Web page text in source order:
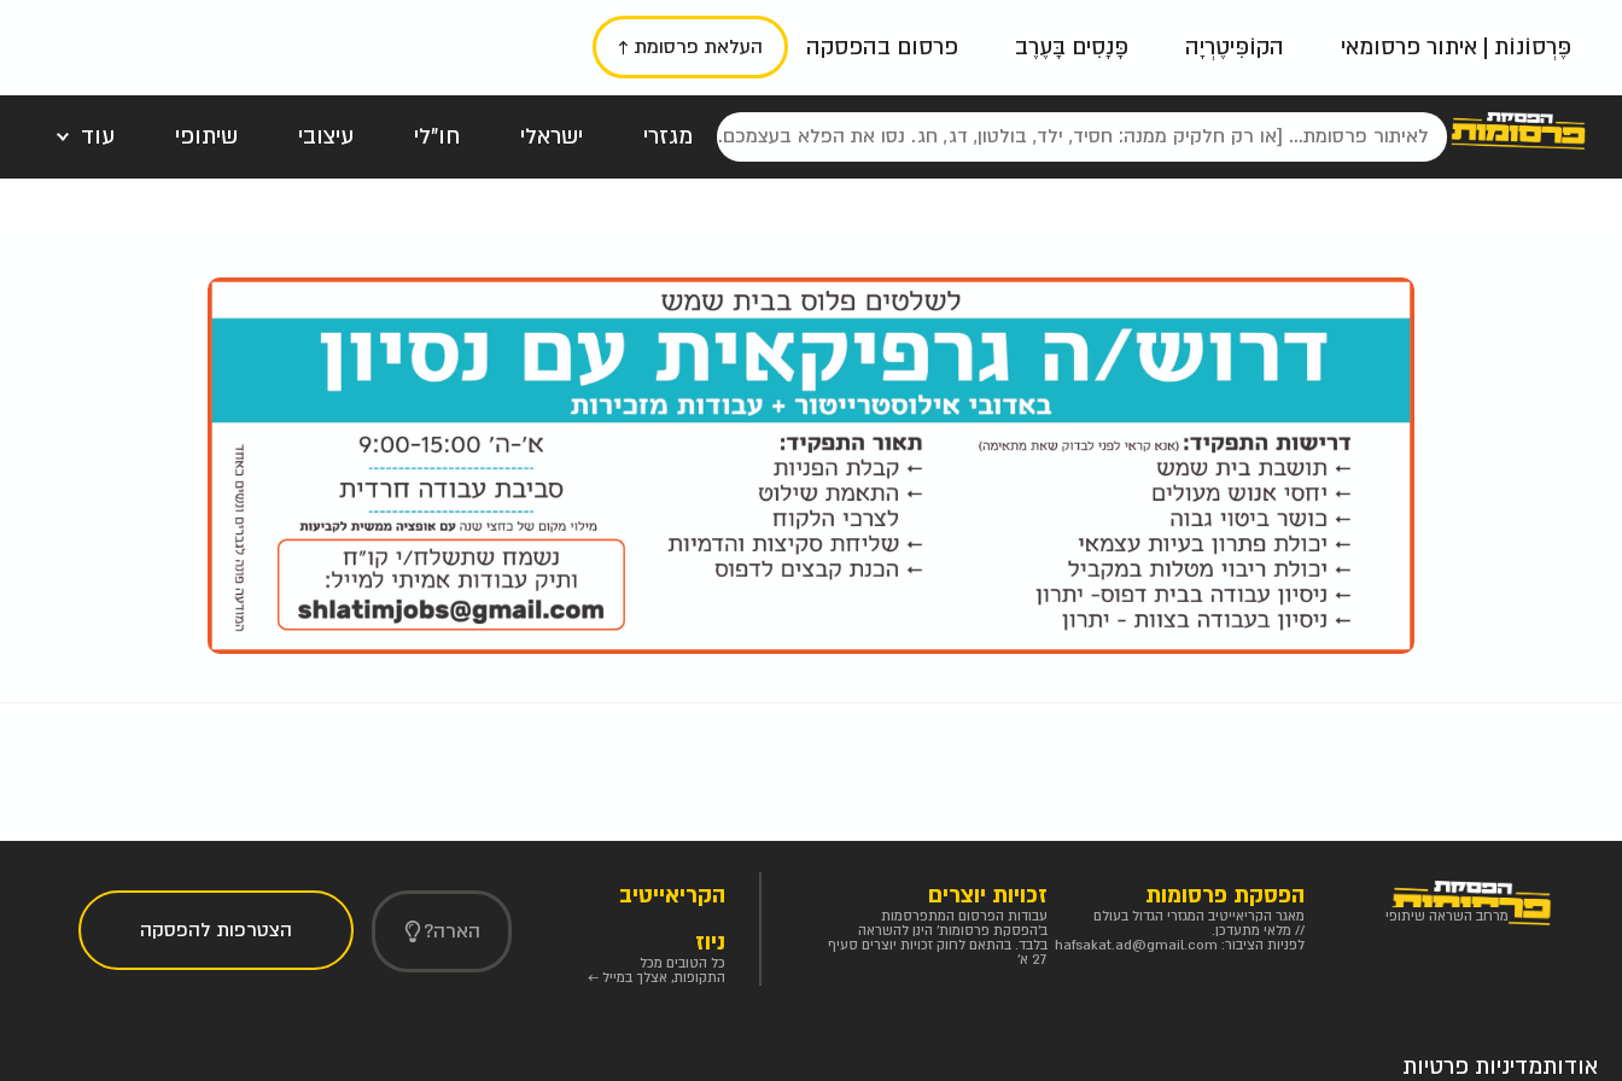
פֶּרְסוֹנוֹת | איתור פרסומאי הקוֹפִּיטֶרְיָה פָּנָסִים בָּעֶרֶב פרסום בהפסקה העלאת פרסומת ↑
מגזרי ישראלי חו"לי עיצובי שיתופי
עוד
פאשן
ניינטיז נוסטלגי כרזות טיפוגרפי
מרחב השראה שיתופי
הפסקת פרסומות
מאגר הקריאייטיב המגזרי הגדול בעולם
// מלאי מתעדכן.
לפניות הציבור: hafsakat.ad@gmail.com
זכויות יוצרים
עבודות הפרסום המתפרסמות
ב'הפסקת פרסומות' הינן להשראה
בלבד. בהתאם לחוק זכויות יוצרים סעיף
27 א'
הקריאייטיב
ניוז
כל הטובים מכל
התקופות, אצלך במייל ←
הארה? הצטרפות להפסקה
אודותמדיניות פרטיות